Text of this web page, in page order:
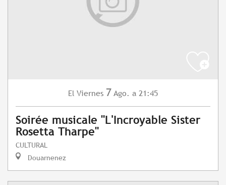
El Viernes 7 Ago. a 21:45
Soirée musicale "L'Incroyable Sister
Rosetta Tharpe"
CULTURAL
Douarnenez